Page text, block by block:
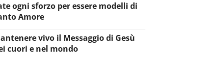
ogni sforzo per essere modelli di
Amore
vivo il Messaggio di Gesù
cuori e nel mondo